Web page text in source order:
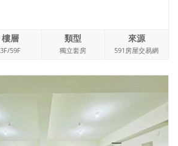
樓層
3F/59F
類型
獨立套房
來源
591房屋交易網